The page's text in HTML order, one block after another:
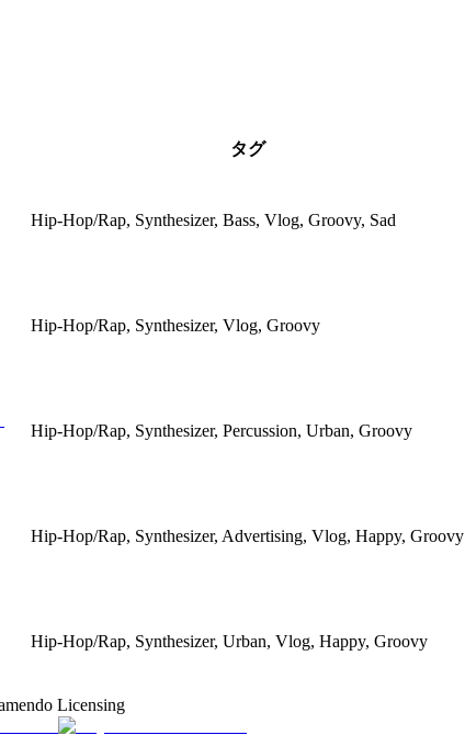
タグ
Hip-Hop/Rap, Synthesizer, Bass, Vlog, Groovy, Sad
Hip-Hop/Rap, Synthesizer, Vlog, Groovy
Hip-Hop/Rap, Synthesizer, Percussion, Urban, Groovy
Hip-Hop/Rap, Synthesizer, Advertising, Vlog, Happy, Groovy
Hip-Hop/Rap, Synthesizer, Urban, Vlog, Happy, Groovy
Licensing